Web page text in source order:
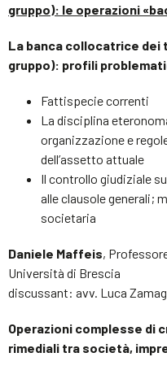
gruppo): le operazioni
La banca collocatrice dei
gruppo): profili
Fattispecie correnti
La disciplina
organizzazione e
dell’assetto attuale
Il controllo giudiziale
alle clausole generali;
societaria
Daniele Maffeis,
Università di Brescia
discussant: avv. Luca
Operazioni complesse di
rimediali tra società,